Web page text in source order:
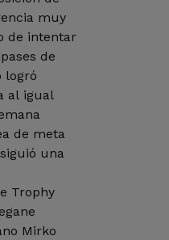
muy
de intentar
de
logró
al igual
de meta
una
Trophy
Mirko